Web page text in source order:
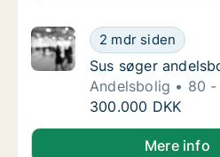
Sus søger
2 mdr siden
Sus søger
Sus søger
Andelsbolig
80 -
Sus søger
300.000 DKK
Sus søger andelsbolig i
Mere info